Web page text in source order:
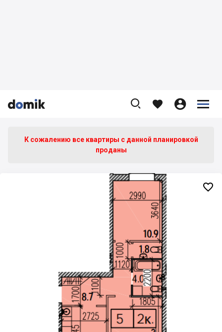


    


К сожалению все квартиры c данной планировкой
проданы
